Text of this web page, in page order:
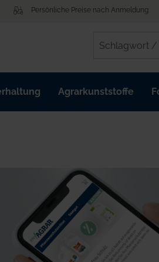
Persönliche Preise nach Anmeldung
Agrarkunststoffe